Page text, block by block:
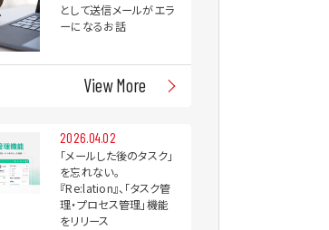
として送信メールがエラ
ーになるお話
View More
2026.04.02
「メールした後のタスク」
を忘れない。
『Re:lation』、「タスク管
理・プロセス管理」機能
をリリース